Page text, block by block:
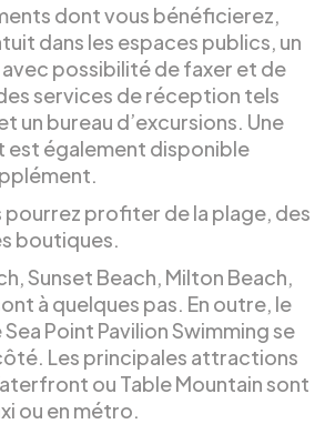
dont vous bénéficierez,
dans les espaces publics, un
possibilité de faxer et de
services de réception tels
un bureau d’excursions. Une
également disponible
pourrez profiter de la plage, des
boutiques.
Sunset Beach, Milton Beach,
à quelques pas. En outre, le
Point Pavilion Swimming se
Les principales attractions
ou Table Mountain sont
ou en métro.